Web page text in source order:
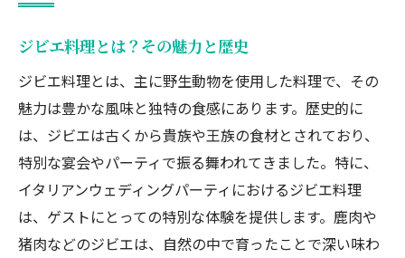
ジビエ料理とは？その魅力と歴史
ジビエ料理とは、主に野生動物を使用した料理で、その
魅力は豊かな風味と独特の食感にあります。歴史的に
は、ジビエは古くから貴族や王族の食材とされており、
特別な宴会やパーティで振る舞われてきました。特に、
イタリアンウェディングパーティにおけるジビエ料理
は、ゲストにとっての特別な体験を提供します。鹿肉や
猪肉などのジビエは、自然の中で育ったことで深い味わ